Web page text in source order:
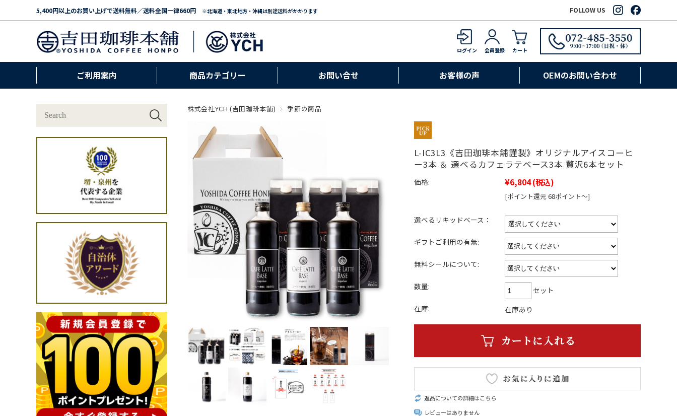
5,400円以上のお買い上げで送料無料／送料全国一律660円 ※北海道・東北地方・沖縄は別途送料がかかります FOLLOW US
ログイン 会員登録 カート
ご利用案内 商品カテゴリー お問い合せ お客様の声 OEMのお問い合わせ
株式会社YCH (吉田珈琲本舗) 季節の商品
L-IC3L3《吉田珈琲本舗謹製》オリジナルアイスコーヒ
ー3本 ＆ 選べるカフェラテベース3本 贅沢6本セット
価格: ¥6,804(税込)
[ポイント還元 68ポイント～]
選べるリキッドベース：
ギフトご利用の有無:
無料シールについて:
数量:
セット
在庫:
在庫あり
返品についての詳細はこちら
レビューはありません